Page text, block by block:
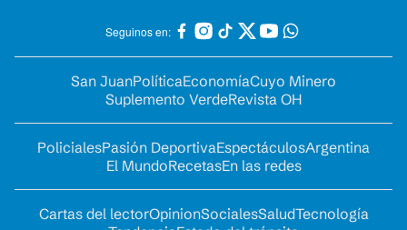
Seguinos en:
San JuanPolíticaEconomíaCuyo Minero
Suplemento VerdeRevista OH
PolicialesPasión DeportivaEspectáculosArgentina
El MundoRecetasEn las redes
Cartas del lectorOpinionSocialesSaludTecnología